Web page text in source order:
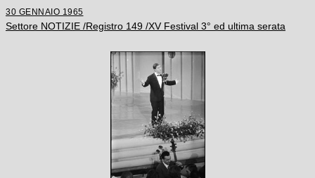
30 GENNAIO 1965
Settore NOTIZIE /Registro 149 /XV Festival 3° ed ultima serata